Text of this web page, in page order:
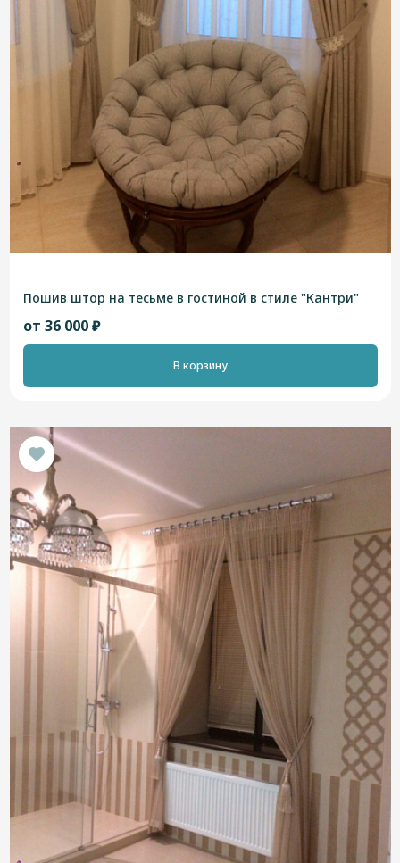
Пошив штор на тесьме в гостиной в стиле "Кантри"
от 36 000 ₽
В корзину